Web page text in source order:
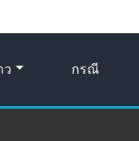
ว กรณี